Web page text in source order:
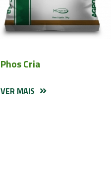
Phos Cria
VER MAIS